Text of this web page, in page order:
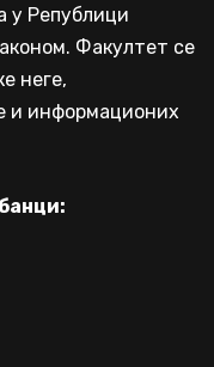
у Републици
Факултет се
неге,
и информационих